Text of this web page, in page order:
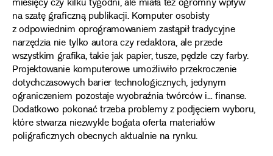
miesięcy czy kilku tygodni, ale miała też ogromny wpływ
na szatę graficzną publikacji. Komputer osobisty
z odpowiednim oprogramowaniem zastąpił tradycyjne
narzędzia nie tylko autora czy redaktora, ale przede
wszystkim grafika, takie jak papier, tusze, pędzle czy farby.
Projektowanie komputerowe umożliwiło przekroczenie
dotychczasowych barier technologicznych, jedynym
ograniczeniem pozostaje wyobraźnia twórców i… finanse.
Dodatkowo pokonać trzeba problemy z podjęciem wyboru,
które stwarza niezwykle bogata oferta materiałów
poligraficznych obecnych aktualnie na rynku.